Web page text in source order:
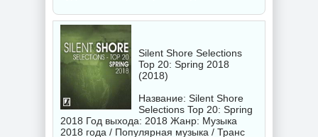
Silent Shore Selections
Top 20: Spring 2018
(2018)
Название: Silent Shore
Selections Top 20: Spring
2018 Год выхода: 2018 Жанр: Музыка
2018 года / Популярная музыка / Транс